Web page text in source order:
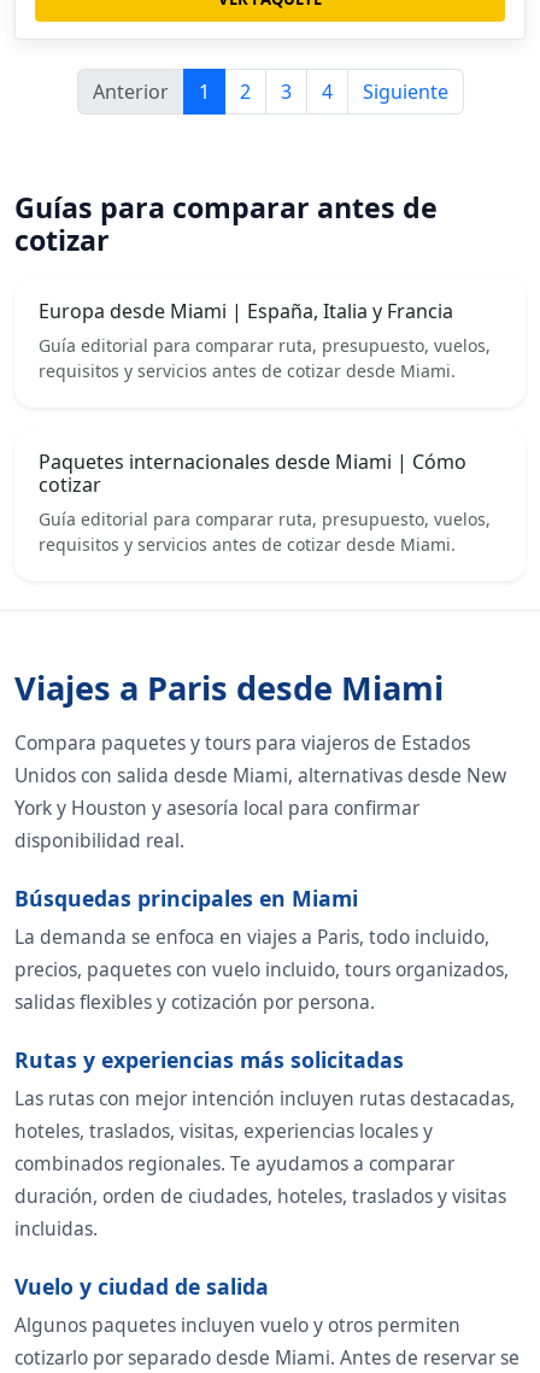
Anterior 1 2 3 4 Siguiente
Guías para comparar antes de
cotizar
Europa desde Miami | España, Italia y Francia
Guía editorial para comparar ruta, presupuesto, vuelos,
requisitos y servicios antes de cotizar desde Miami.
Paquetes internacionales desde Miami | Cómo
cotizar
Guía editorial para comparar ruta, presupuesto, vuelos,
requisitos y servicios antes de cotizar desde Miami.
Viajes a Paris desde Miami
Compara paquetes y tours para viajeros de Estados
Unidos con salida desde Miami, alternativas desde New
York y Houston y asesoría local para confirmar
disponibilidad real.
Búsquedas principales en Miami
La demanda se enfoca en viajes a Paris, todo incluido,
precios, paquetes con vuelo incluido, tours organizados,
salidas flexibles y cotización por persona.
Rutas y experiencias más solicitadas
Las rutas con mejor intención incluyen rutas destacadas,
hoteles, traslados, visitas, experiencias locales y
combinados regionales. Te ayudamos a comparar
duración, orden de ciudades, hoteles, traslados y visitas
incluidas.
Vuelo y ciudad de salida
Algunos paquetes incluyen vuelo y otros permiten
cotizarlo por separado desde Miami. Antes de reservar se